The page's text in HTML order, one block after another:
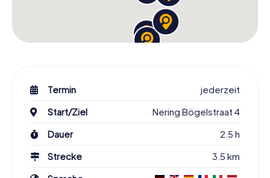
Termin
jederzeit
Start/Ziel
Nering Bögelstraat 4
Dauer
2.5 h
Strecke
3.5 km